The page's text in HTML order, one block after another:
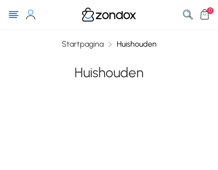
0
Startpagina Huishouden
Huishouden